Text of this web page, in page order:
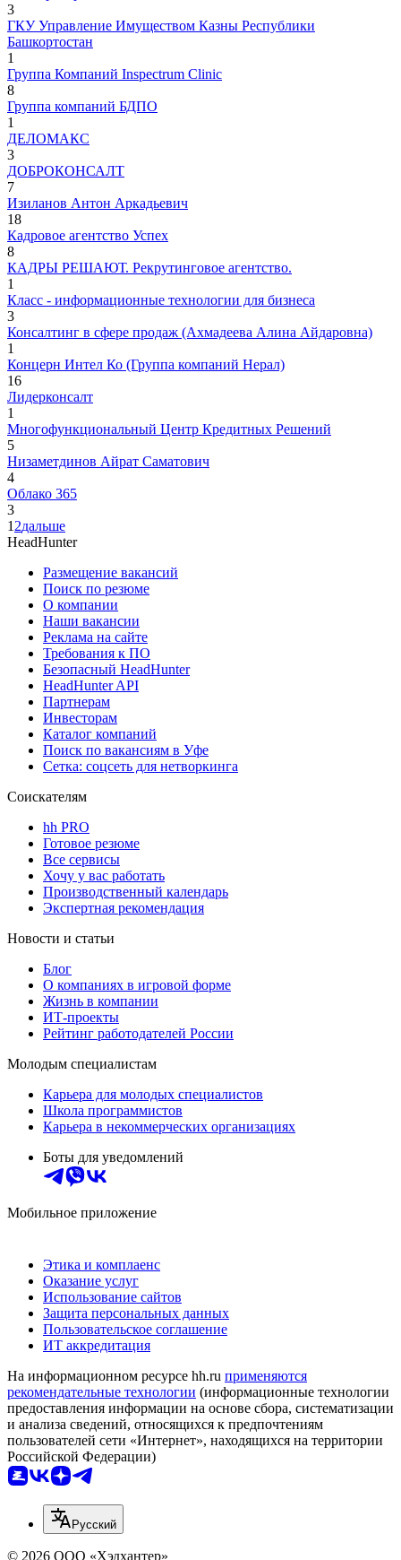
3
ГКУ Управление Имуществом Казны Республики
Башкортостан
1
Группа Компаний Inspectrum Clinic
8
Группа компаний БДПО
1
ДЕЛОМАКС
3
ДОБРОКОНСАЛТ
7
Изиланов Антон Аркадьевич
18
Кадровое агентство Успех
8
КАДРЫ РЕШАЮТ. Рекрутинговое агентство.
1
Класс - информационные технологии для бизнеса
3
Консалтинг в сфере продаж (Ахмадеева Алина Айдаровна)
1
Концерн Интел Ко (Группа компаний Нерал)
16
Лидерконсалт
1
Многофункциональный Центр Кредитных Решений
5
Низаметдинов Айрат Саматович
4
Облако 365
3
1 2дальше
HeadHunter
Размещение вакансий
Поиск по резюме
О компании
Наши вакансии
Реклама на сайте
Требования к ПО
Безопасный HeadHunter
HeadHunter API
Партнерам
Инвесторам
Каталог компаний
Поиск по вакансиям в Уфе
Сетка: соцсеть для нетворкинга
Соискателям
hh PRO
Готовое резюме
Все сервисы
Хочу у вас работать
Производственный календарь
Экспертная рекомендация
Новости и статьи
Блог
О компаниях в игровой форме
Жизнь в компании
ИТ-проекты
Рейтинг работодателей России
Молодым специалистам
Карьера для молодых специалистов
Школа программистов
Карьера в некоммерческих организациях
Боты для уведомлений
Мобильное приложение
Этика и комплаенс
Оказание услуг
Использование сайтов
Защита персональных данных
Пользовательское соглашение
ИТ аккредитация
На информационном ресурсе hh.ru применяются
рекомендательные технологии (информационные технологии
предоставления информации на основе сбора, систематизации
и анализа сведений, относящихся к предпочтениям
пользователей сети «Интернет», находящихся на территории
Российской Федерации)
Русский
© 2026 ООО «Хэдхантер»